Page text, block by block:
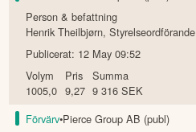
Person & befattning
Henrik Theilbjørn,Styrelseordförande
Publicerat: 12 May 09:52
Volym
1005,0
Pris
9,27
Summa
9 316 SEK
Förvärv•Pierce Group AB (publ)